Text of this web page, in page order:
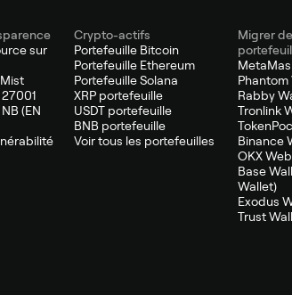
sur
(EN
Crypto-actifs
Portefeuille Bitcoin
Portefeuille Ethereum
Portefeuille Solana
XRP portefeuille
USDT portefeuille
BNB portefeuille
Voir tous les portefeuilles
Migrer
Phantom
Rabby
Tronlink
Binance
OKX
Base
Wallet)
Exodus
Trust